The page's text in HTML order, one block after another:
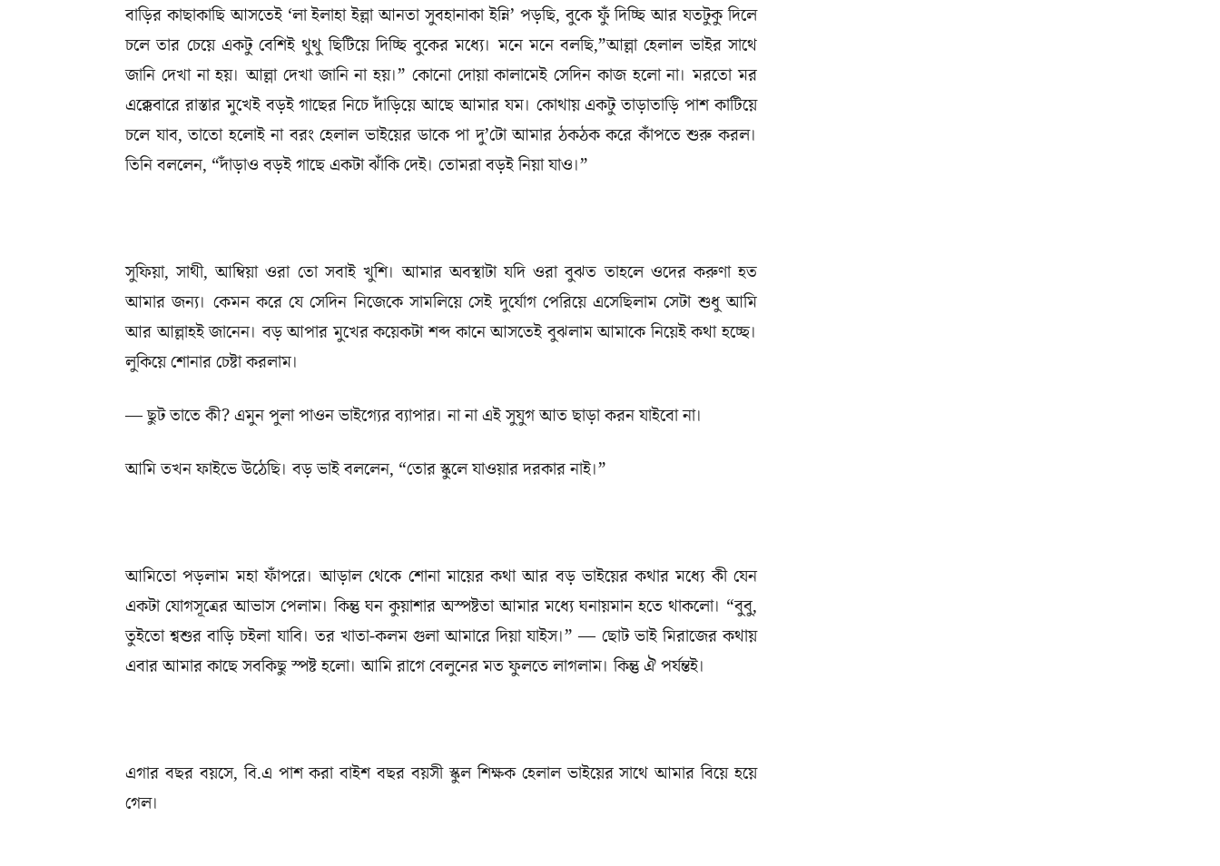
বাড়ির কাছাকাছি আসতেই ‘লা ইলাহা ইল্লা আনতা সুবহানাকা ইন্নি’ পড়ছি, বুকে ফুঁ দিচ্ছি আর যতটুকু দিলে
চলে তার চেয়ে একটু বেশিই থুথু ছিটিয়ে দিচ্ছি বুকের মধ্যে। মনে মনে বলছি,”আল্লা হেলাল ভাইর সাথে
জানি দেখা না হয়। আল্লা দেখা জানি না হয়।” কোনো দোয়া কালামেই সেদিন কাজ হলো না। মরতো মর
এক্কেবারে রাস্তার মুখেই বড়ই গাছের নিচে দাঁড়িয়ে আছে আমার যম। কোথায় একটু তাড়াতাড়ি পাশ কাটিয়ে
চলে যাব, তাতো হলোই না বরং হেলাল ভাইয়ের ডাকে পা দু’টো আমার ঠকঠক করে কাঁপতে শুরু করল।
তিনি বললেন, “দাঁড়াও বড়ই গাছে একটা ঝাঁকি দেই। তোমরা বড়ই নিয়া যাও।”
সুফিয়া, সাথী, আম্বিয়া ওরা তো সবাই খুশি। আমার অবস্থাটা যদি ওরা বুঝত তাহলে ওদের করুণা হত
আমার জন্য। কেমন করে যে সেদিন নিজেকে সামলিয়ে সেই দুর্যোগ পেরিয়ে এসেছিলাম সেটা শুধু আমি
আর আল্লাহই জানেন। বড় আপার মুখের কয়েকটা শব্দ কানে আসতেই বুঝলাম আমাকে নিয়েই কথা হচ্ছে।
লুকিয়ে শোনার চেষ্টা করলাম।
— ছুট তাতে কী? এমুন পুলা পাওন ভাইগ্যের ব্যাপার। না না এই সুযুগ আত ছাড়া করন যাইবো না।
আমি তখন ফাইভে উঠেছি। বড় ভাই বললেন, “তোর স্কুলে যাওয়ার দরকার নাই।”
আমিতো পড়লাম মহা ফাঁপরে। আড়াল থেকে শোনা মায়ের কথা আর বড় ভাইয়ের কথার মধ্যে কী যেন
একটা যোগসূত্রের আভাস পেলাম। কিন্তু ঘন কুয়াশার অস্পষ্টতা আমার মধ্যে ঘনায়মান হতে থাকলো। “বুবু,
তুইতো শ্বশুর বাড়ি চইলা যাবি। তর খাতা-কলম গুলা আমারে দিয়া যাইস।” — ছোট ভাই মিরাজের কথায়
এবার আমার কাছে সবকিছু স্পষ্ট হলো। আমি রাগে বেলুনের মত ফুলতে লাগলাম। কিন্তু ঐ পর্যন্তই।
এগার বছর বয়সে, বি.এ পাশ করা বাইশ বছর বয়সী স্কুল শিক্ষক হেলাল ভাইয়ের সাথে আমার বিয়ে হয়ে
গেল।